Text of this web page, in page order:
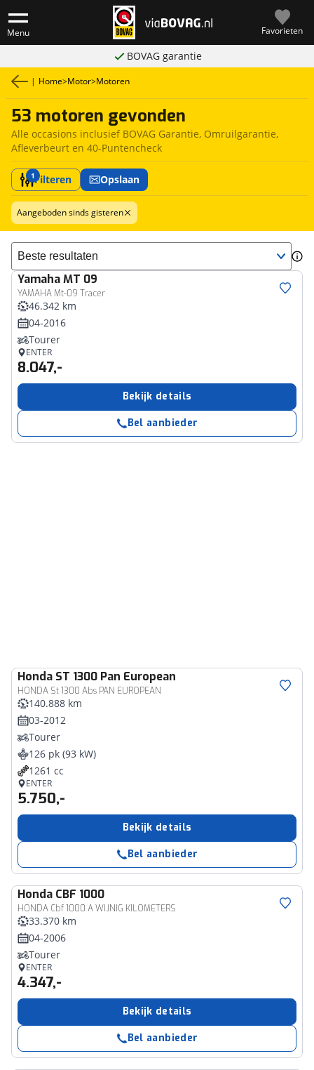
Menu Favorieten
BOVAG garantie
| Home>Motor>Motoren
53 motoren gevonden
Alle occasions inclusief BOVAG Garantie, Omruilgarantie,
Afleverbeurt en 40-Puntencheck
1Filteren Opslaan
Aangeboden sinds gisteren
Sorteer resultaten
YamahaMT 09
YAMAHA Mt-09 Tracer
46.342 km
04-2016
Tourer
ENTER
8.047,-
Bekijk details
Bel aanbieder
Honda ST 1300 Pan European
HONDA St 1300 Abs PAN EUROPEAN
140.888 km
03-2012
Tourer
126 pk (93 kW)
1261 cc
ENTER
5.750,-
Bekijk details
Bel aanbieder
Honda CBF 1000
HONDA Cbf 1000 A WIJNIG KILOMETERS
33.370 km
04-2006
Tourer
ENTER
4.347,-
Bekijk details
Bel aanbieder